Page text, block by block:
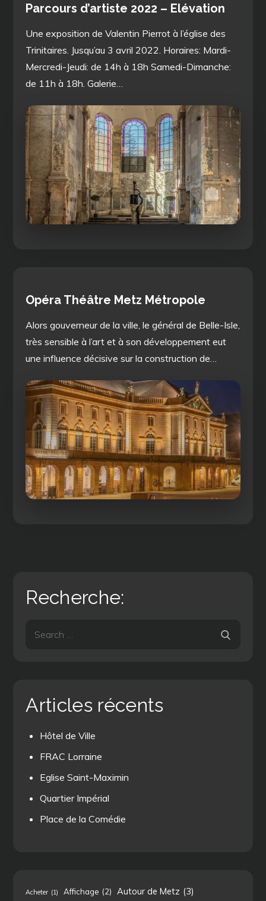
Parcours d’artiste 2022 – Elévation
Une exposition de Valentin Pierrot à l’église des
Trinitaires. Jusqu’au 3 avril 2022. Horaires: Mardi-
Mercredi-Jeudi: de 14h à 18h Samedi-Dimanche:
de 11h à 18h. Galerie…
Opéra Théâtre Metz Métropole
Alors gouverneur de la ville, le général de Belle-Isle,
très sensible à l’art et à son développement eut
une influence décisive sur la construction de…
Recherche:
Articles récents
Hôtel de Ville
FRAC Lorraine
Eglise Saint-Maximin
Quartier Impérial
Place de la Comédie
Acheter (1) Affichage (2) Autour de Metz (3)